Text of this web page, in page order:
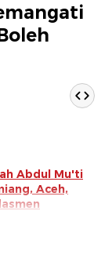
Abdul Mu'ti
Aceh,
banjir di